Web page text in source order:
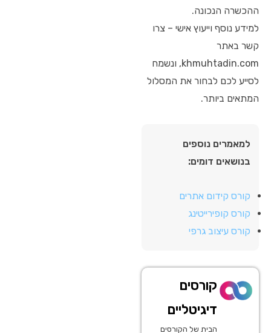
ההכשרה הנכונה.
למידע נוסף וייעוץ אישי – צרו
קשר באתר
khmuhtadin.com, ונשמח
לסייע לכם לבחור את המסלול
המתאים ביותר.
למאמרים נוספים
בנושאים דומים:
קורס קידום אתרים
קורס קופירייטינג
קורס עיצוב גרפי
קורסים
דיגיטליים
הבית של הקורסים